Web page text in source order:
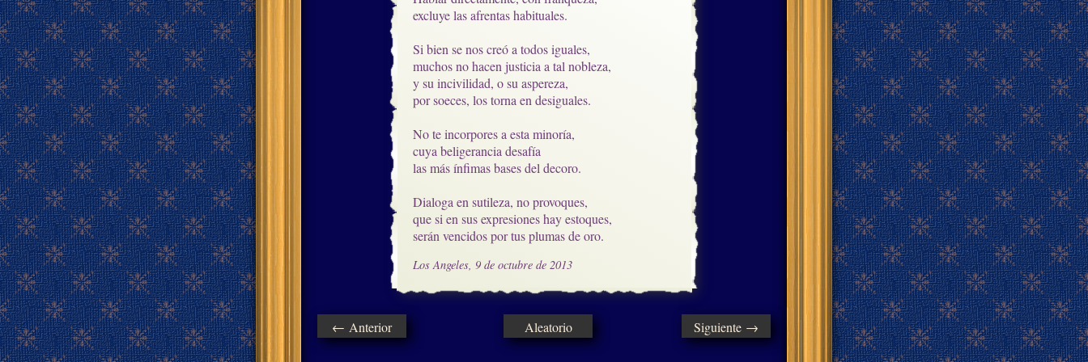
excluye las afrentas habituales.
Si bien se nos creó a todos iguales,
muchos no hacen justicia a tal nobleza,
y su incivilidad, o su aspereza,
por soeces, los torna en desiguales.
No te incorpores a esta minoría,
cuya beligerancia desafía
las más ínfimas bases del decoro.
Dialoga en sutileza, no provoques,
que si en sus expresiones hay estoques,
serán vencidos por tus plumas de oro.
Los Angeles, 9 de octubre de 2013
← Anterior Aleatorio Siguiente →